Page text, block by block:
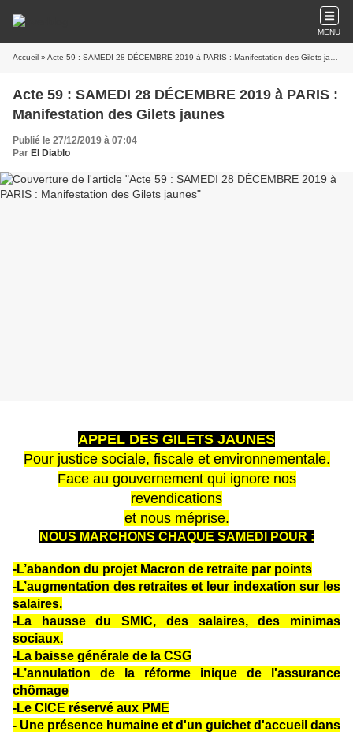
MENU
Accueil » Acte 59 : SAMEDI 28 DÉCEMBRE 2019 à PARIS : Manifestation des Gilets jaunes
Acte 59 : SAMEDI 28 DÉCEMBRE 2019 à PARIS :
Manifestation des Gilets jaunes
Publié le 27/12/2019 à 07:04
Par El Diablo
APPEL DES GILETS JAUNES
Pour justice sociale, fiscale et environnementale.
Face au gouvernement qui ignore nos
revendications
et nous méprise.
NOUS MARCHONS CHAQUE SAMEDI POUR :
-L’abandon du projet Macron de retraite par points
-L’augmentation des retraites et leur indexation sur les
salaires.
-La hausse du SMIC, des salaires, des minimas
sociaux.
-La baisse générale de la CSG
-L’annulation de la réforme inique de l'assurance
chômage
-Le CICE réservé aux PME
- Une présence humaine et d'un guichet d'accueil dans